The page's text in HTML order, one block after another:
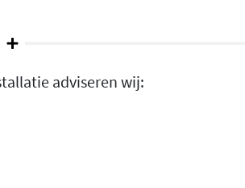
adviseren wij: